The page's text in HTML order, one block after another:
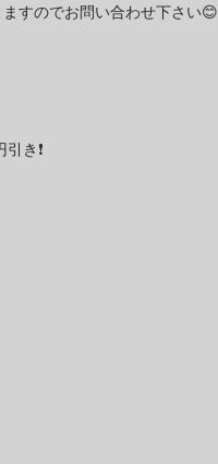
すのでお問い合わせ下さい😊
き❗